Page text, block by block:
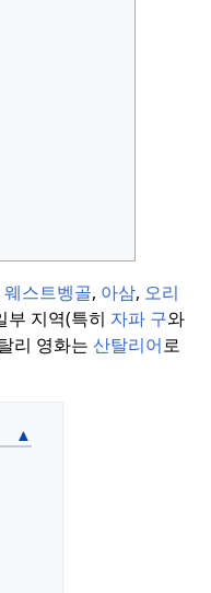
웨스트벵골, 아삼, 오리
부 지역(특히 자파 구와
리 영화는 산탈리어로